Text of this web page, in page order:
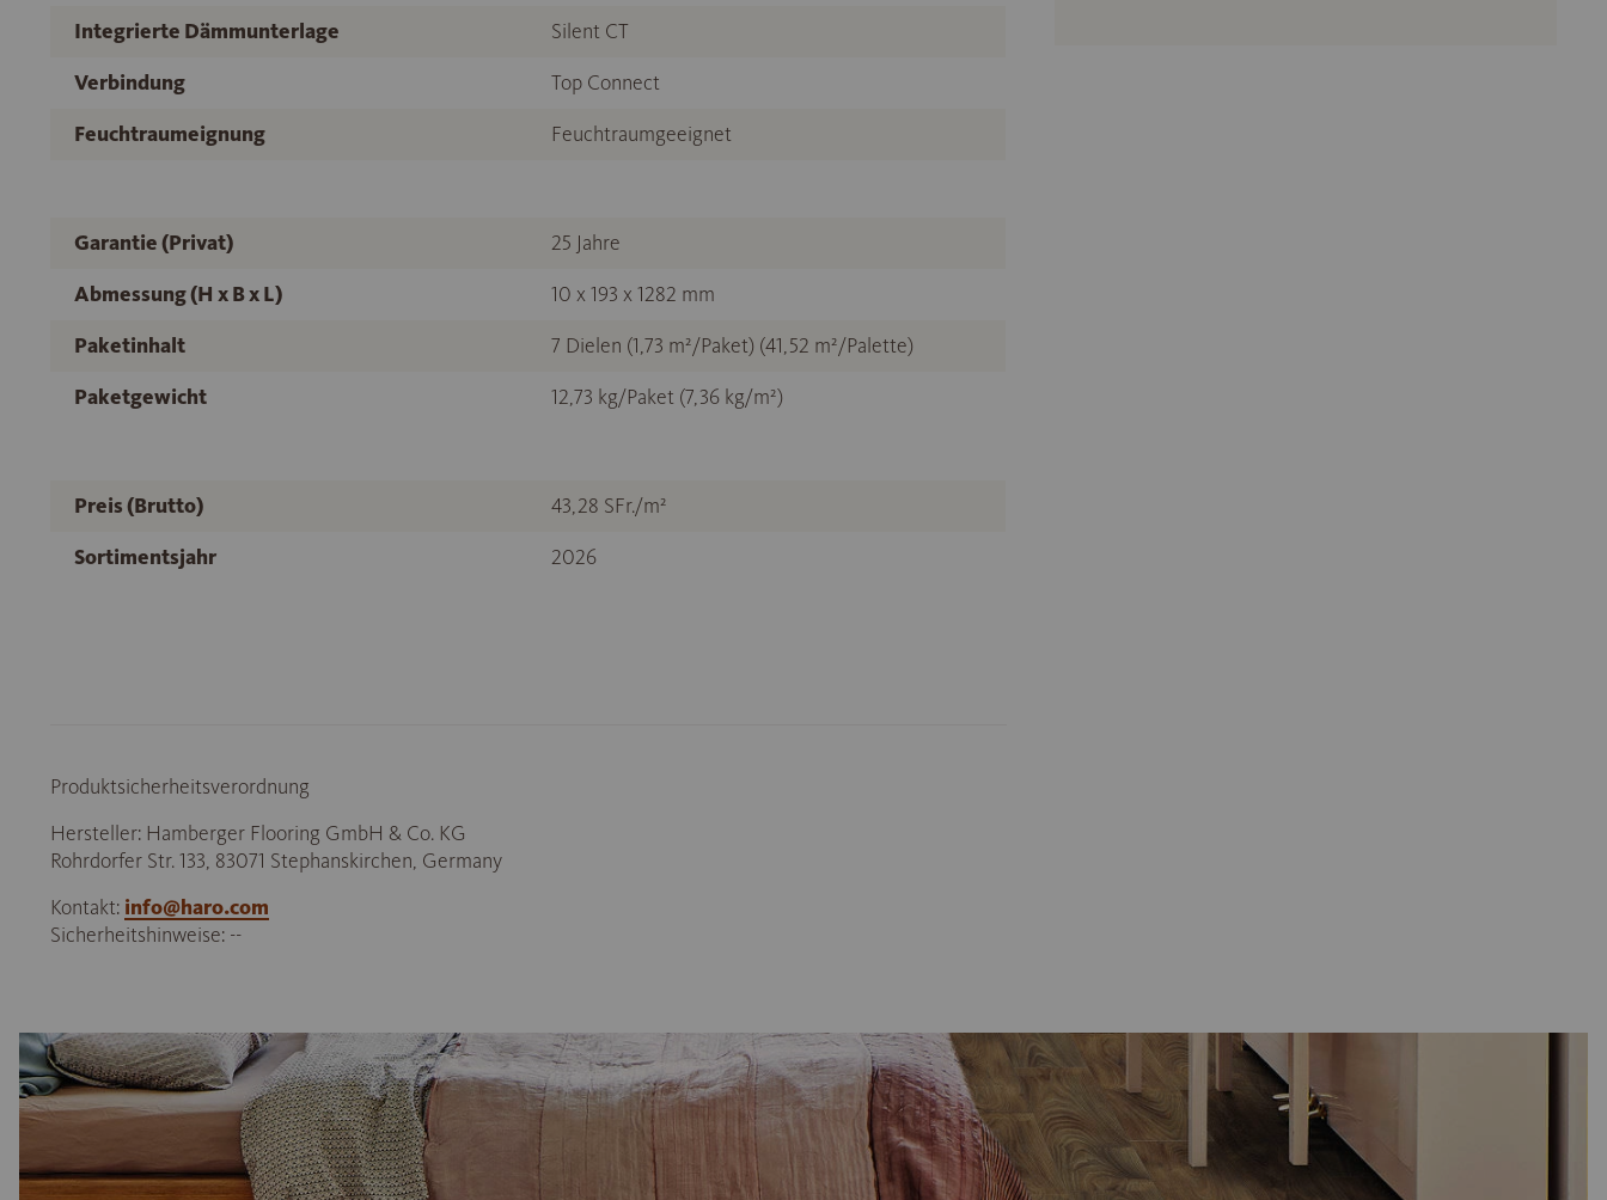
Integrierte Dämmunterlage
Silent CT
Verbindung
Top Connect
Feuchtraumeignung
Feuchtraumgeeignet
Garantie (Privat)
25 Jahre
Abmessung (H x B x L)
10 x 193 x 1282 mm
Paketinhalt
7 Dielen (1,73 m²/Paket) (41,52 m²/Palette)
Paketgewicht
12,73 kg/Paket (7,36 kg/m²)
Preis (Brutto)
43,28 SFr./m²
Sortimentsjahr
2026
Produktsicherheitsverordnung
Hersteller: Hamberger Flooring GmbH & Co. KG
Rohrdorfer Str. 133, 83071 Stephanskirchen, Germany
Kontakt: info@haro.com
Sicherheitshinweise: --